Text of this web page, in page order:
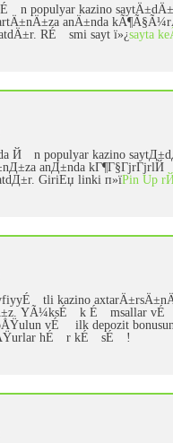
populyar kazino
anÄ±nda
RÉ™smi sayt ï»¿sayta
Й™n populyar kazino
anД±nda
GiriЕџ linki п»їPin Up
kazino
YÃ¼ksÉ™k É™msallar
vÉ™ ilk depozit
hÉ™r kÉ™sÉ™!